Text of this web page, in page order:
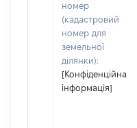
номер
(кадастровий
номер для
земельної
ділянки):
[Конфіденційна
інформація]